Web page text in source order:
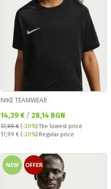
NIKE TEAMWEAR
Текуща цена:
14,39 € / 28,14 BGN
17,99 € (-20%)The lowest price
Regular price:
17,99 € (-20%) Regular price
NEW OFFER